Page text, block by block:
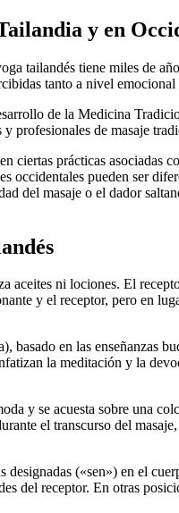
y en
tailandés tiene miles de
tanto a nivel
de la Medicina
profesionales de masaje
ciertas prácticas asociadas
occidentales pueden ser
del masaje o el dador
aceites ni lociones. El
y el receptor, pero en
basado en las enseñanzas
la meditación y la
y se acuesta sobre una
el transcurso del
designadas («sen») en el
del receptor. En otras